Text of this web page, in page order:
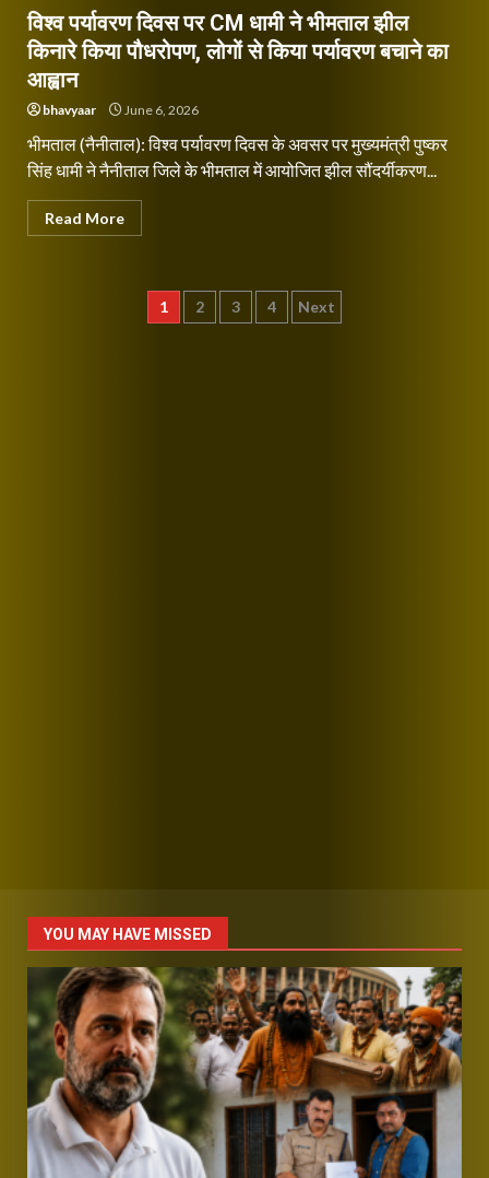
विश्व पर्यावरण दिवस पर CM धामी ने भीमताल झील
किनारे किया पौधरोपण, लोगों से किया पर्यावरण बचाने का
आह्वान
bhavyaar June 6, 2026
भीमताल (नैनीताल): विश्व पर्यावरण दिवस के अवसर पर मुख्यमंत्री पुष्कर
सिंह धामी ने नैनीताल जिले के भीमताल में आयोजित झील सौंदर्यीकरण...
Read More
Posts
1 2 3 4 Next
YOU MAY HAVE MISSED